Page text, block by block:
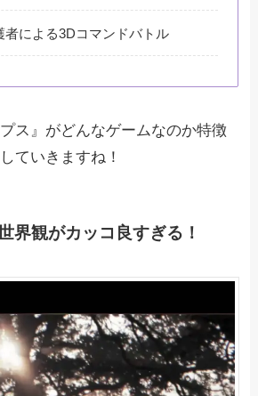
者による3Dコマンドバトル
ス』がどんなゲームなのか特徴
ていきますね！
界観がカッコ良すぎる！